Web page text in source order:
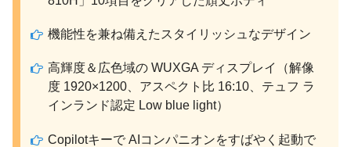
機能性を兼ね備えたスタイリッシュなデザイン
高輝度＆広色域の WUXGA ディスプレイ（解像
度 1920×1200、アスペクト比 16:10、テュフ ラ
インランド認定 Low blue light）
Copilotキーで AIコンパニオンをすばやく起動で